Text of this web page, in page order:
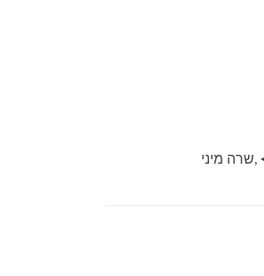
,שרה מיני